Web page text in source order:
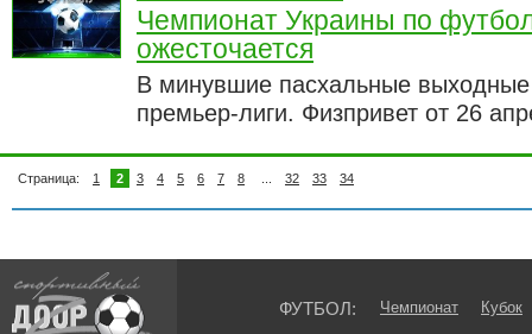
Чемпионат Украины по
ожесточается
В минувшие пасхальные
премьер-лиги. Физпривет от 26
Страница: 1 2 3 4 5 6 7 8 32 33 34
ФУТБОЛ: Чемпионат Кубок